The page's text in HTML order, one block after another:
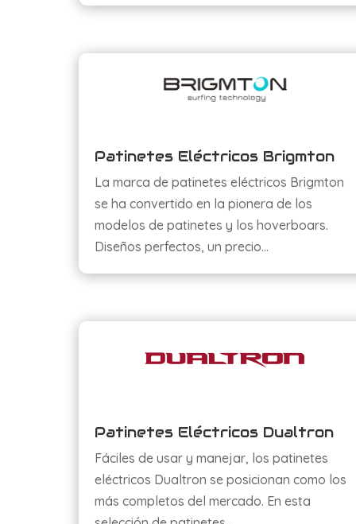
Patinetes Eléctricos Brigmton
La marca de patinetes eléctricos Brigmton
se ha convertido en la pionera de los
modelos de patinetes y los hoverboars.
Diseños perfectos, un precio…
Patinetes Eléctricos Dualtron
Fáciles de usar y manejar, los patinetes
eléctricos Dualtron se posicionan como los
más completos del mercado. En esta